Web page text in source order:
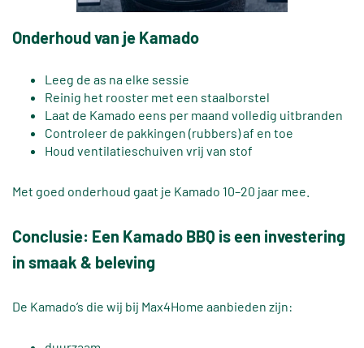
Onderhoud van je Kamado
Leeg de as na elke sessie
Reinig het rooster met een staalborstel
Laat de Kamado eens per maand volledig uitbranden
Controleer de pakkingen (rubbers) af en toe
Houd ventilatieschuiven vrij van stof
Met goed onderhoud gaat je Kamado 10–20 jaar mee.
Conclusie: Een Kamado BBQ is een investering
in smaak & beleving
De Kamado’s die wij bij Max4Home aanbieden zijn: